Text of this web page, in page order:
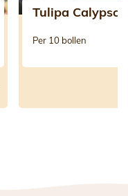
Tulipa Calypso
Per 10 bollen